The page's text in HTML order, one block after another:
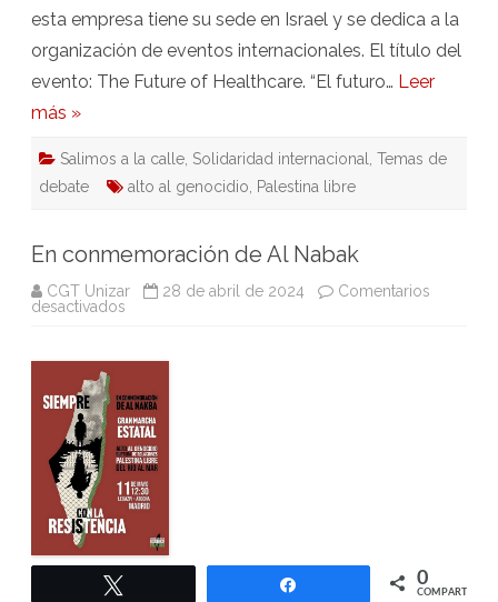
esta empresa tiene su sede en Israel y se dedica a la
organización de eventos internacionales. El título del
evento: The Future of Healthcare. “El futuro… Leer
más »
Salimos a la calle Solidaridad internacional
Temas de
debate
alto al genocidio Palestina libre
En conmemoración de Al Nabak
CGT Unizar 28 de abril de 2024
Comentarios
desactivados
0
COMPARTIR